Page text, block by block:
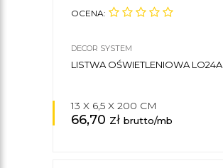
OCENA:
DECOR SYSTEM
LISTWA OŚWIETLENIOWA LO24A
13 X 6,5 X 200 CM
66,70 zł brutto/mb